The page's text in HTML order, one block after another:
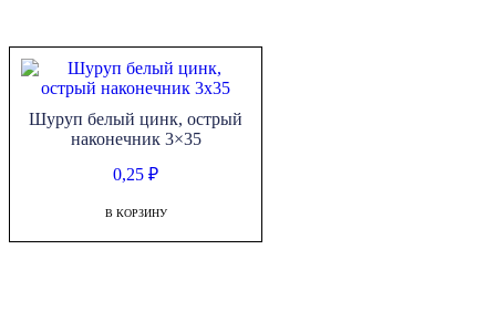
Шуруп белый цинк, острый
наконечник 3×35
0,25₽
В КОРЗИНУ